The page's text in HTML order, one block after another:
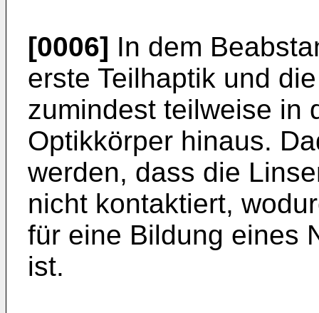
[0006] In dem
erste Teilhaptik und
zumindest teilweise in
Optikkörper hinaus.
werden, dass die
nicht kontaktiert,
für eine Bildung eines
ist.